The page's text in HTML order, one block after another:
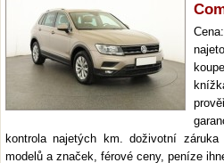
kontrola najetých km. doživotní
modelů a značek, férové ceny, peníze